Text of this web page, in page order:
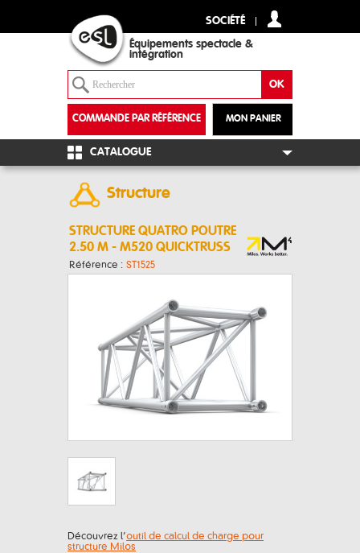
SOCIÉTÉ
Équipements spectacle &
intégration
MON PANIER
COMMANDE PAR RÉFÉRENCE
+
CATALOGUE
Structure
STRUCTURE QUATRO POUTRE
2.50 M - M520 QUICKTRUSS
Référence : ST1525
Découvrez l’outil de calcul de charge pour
structure Milos